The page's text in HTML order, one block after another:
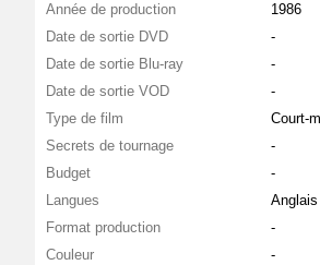
Année de production
1986
Date de sortie DVD
-
Date de sortie Blu-ray
-
Date de sortie VOD
-
Type de film
Court-
Secrets de tournage
-
Budget
-
Langues
Anglais
Format production
-
Couleur
-